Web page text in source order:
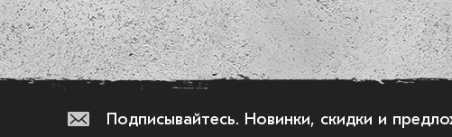
Подписывайтесь. Новинки, скидки и